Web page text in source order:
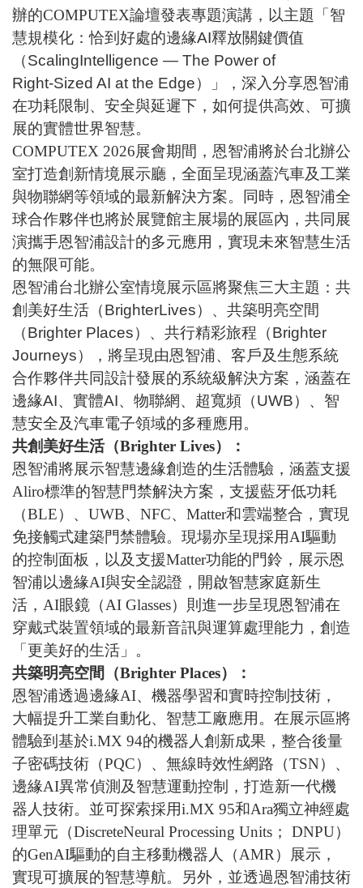
辦的COMPUTEX論壇發表專題演講，以主題「 智
慧規模化：恰到好處的邊緣AI釋放關鍵價值
（ScalingIntelligence — The Power of
Right‑Sized AI at the Edge）
」，深入分享恩智浦
在功耗限制、安全與延遲下，如何提供高效、可擴
展的實體世界智慧。
COMPUTEX 2026展會期間，恩智浦將於台北辦公
室打造創新情境展示廳，全面呈現涵蓋汽車及工業
與物聯網等領域的最新解決方案。同時，恩智浦全
球合作夥伴也將於展覽館主展場的展區內，共同展
演攜手恩智浦設計的多元應用，實現未來智慧生活
的無限可能。
恩智浦台北辦公室情境展示區將聚焦三大主題：共
創美好生活（BrighterLives）、共築明亮空間
（Brighter Places）、共行精彩旅程（Brighter
Journeys），將呈現由恩智浦、客戶及生態系統
合作夥伴共同設計發展的系統級解決方案，涵蓋在
邊緣AI、實體AI、物聯網、超寬頻（UWB）、智
慧安全及汽車電子領域的多種應用。
共創美好生活（Brighter Lives）：
恩智浦將展示智慧邊緣創造的生活體驗，涵蓋支援
Aliro標準的智慧門禁解決方案，支援藍牙低功耗
（BLE）、 UWB、 NFC、 Matter和雲端整合，實現
免接觸式建築門禁體驗。現場亦呈現採用AI驅動
的控制面板，以及支援Matter功能的門鈴，展示恩
智浦以邊緣AI與安全認證，開啟智慧家庭新生
活， AI眼鏡（AI Glasses）則進一步呈現恩智浦在
穿戴式裝置領域的最新音訊與運算處理能力，創造
「更美好的生活」。
共築明亮空間（Brighter Places）：
恩智浦透過邊緣AI、機器學習和實時控制技術，
大幅提升工業自動化、智慧工廠應用。在展示區將
體驗到基於i.MX 94的機器人創新成果，整合後量
子密碼技術（PQC）、無線時效性網路（TSN）、
邊緣AI異常偵測及智慧運動控制，打造新一代機
器人技術。並可探索採用i.MX 95和Ara獨立神經處
理單元（DiscreteNeural Processing Units ； DNPU）
的GenAI驅動的自主移動機器人（AMR ）展示，
實現可擴展的智慧導航。另外，並透過恩智浦技術